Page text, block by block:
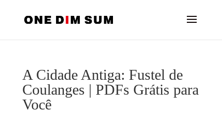
A Cidade Antiga: Fustel de
Coulanges | PDFs Grátis para
Você